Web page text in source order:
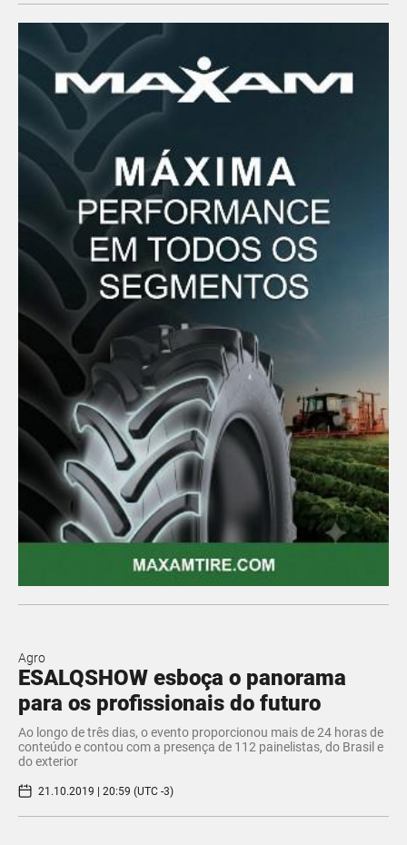
Agro
ESALQSHOW esboça o panorama
para os profissionais do futuro
Ao longo de três dias, o evento proporcionou mais de 24 horas de
conteúdo e contou com a presença de 112 painelistas, do Brasil e
do exterior
21.10.2019 | 20:59 (UTC -3)